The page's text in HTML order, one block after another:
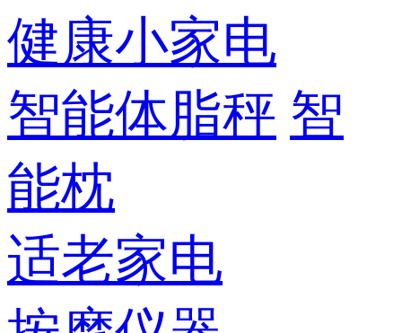
健康小家电
智能体脂秤 智
能枕
适老家电